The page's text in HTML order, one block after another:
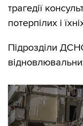
трагедії
потерпілих і
Підрозділи